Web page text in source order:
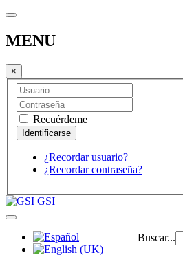
MENU
×
Recuérdeme
¿Recordar usuario?
¿Recordar contraseña?
GSI
Buscar...